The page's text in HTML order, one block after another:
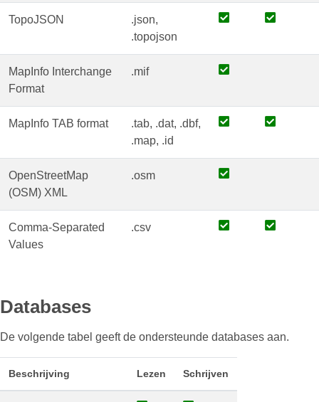
TopoJSON
.json,
.topojson
MapInfo Interchange
Format
.mif
MapInfo TAB format
.tab, .dat, .dbf,
.map, .id
OpenStreetMap
(OSM) XML
.osm
Comma-Separated
Values
.csv
Databases
De volgende tabel geeft de ondersteunde databases aan.
Beschrijving Lezen Schrijven